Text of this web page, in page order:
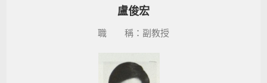
盧俊宏
職 稱：副教授